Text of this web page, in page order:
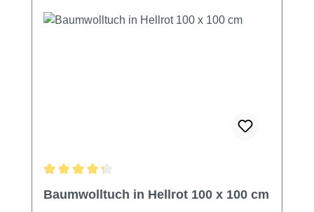
Baumwolltuch in Hellrot 100 x 100 cm